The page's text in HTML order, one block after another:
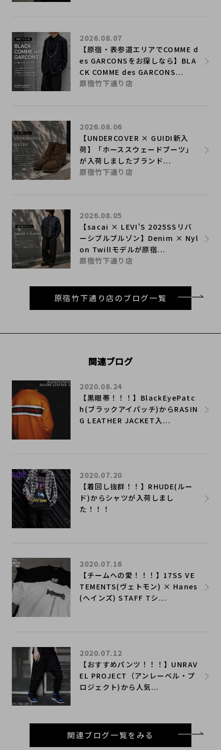
【原宿・表参道エリアでCOMME d
es GARCONSをお探しなら】BLA
CK COMME des GARCONS...
2026.08.07
原宿竹下通り店
【UNDERCOVER × GUIDI新入
荷】「ホーススウェードブーツ」
が入荷しましたブランド...
2026.08.06
原宿竹下通り店
【sacai × LEVI'S 2025SSリバ
ーシブルブルゾン】Denim × Nyl
on Twillモデルが原宿...
2026.08.05
原宿竹下通り店
原宿竹下通り店のブログ一覧
関連ブログ
【黒眼帯！！！】BlackEyePatc
h(ブラックアイパッチ)からRASIN
G LEATHER JACKET入...
2020.08.24
​【着回し抜群！！】RHUDE(ルー
ド)からシャツが入荷しまし
た！！！
2020.07.20
​【チームへの愛！！！】17SS VE
TEMENTS(ヴェトモン) × Hanes
(ヘインズ) STAFF Tシ...
2020.07.16
​【おすすめパンツ！！！】UNRAV
EL PROJECT（アンレーベル・プ
ロジェクト)から人気...
2020.07.12
関連ブログ一覧をみる